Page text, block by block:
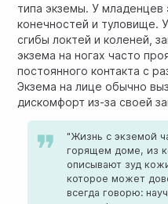
типа экземы. У
конечностей и туловище.
сгибы локтей и коленей,
экзема на ногах часто
постоянного контакта с
Экзема на лице обычно
дискомфорт из-за своей
"Жизнь с экземой
горящем доме, из
описывают зуд
которое может
всегда говорю: